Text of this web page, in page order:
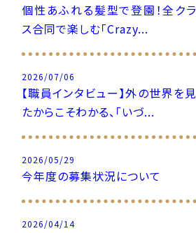
個性あふれる髪型で登園！全クラ
ス合同で楽しむ「Crazy...
2026/07/06
【職員インタビュー】外の世界を見
たからこそわかる、「いづ...
2026/05/29
今年度の募集状況について
2026/04/14